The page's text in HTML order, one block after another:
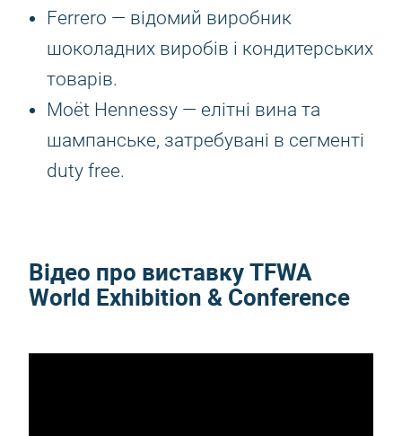
Ferrero — відомий виробник
шоколадних виробів і кондитерських
товарів.
Moët Hennessy — елітні вина та
шампанське, затребувані в сегменті
duty free.
Відео про виставку TFWA
World Exhibition & Conference